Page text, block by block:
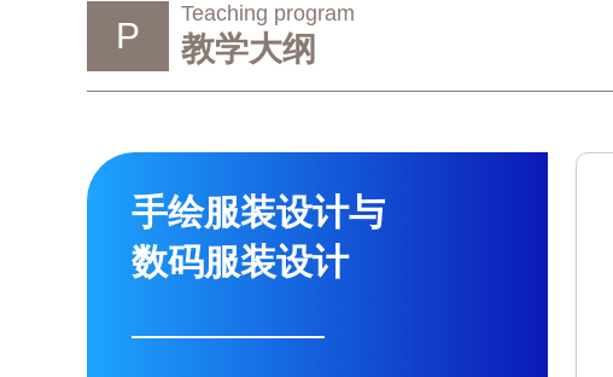
P
Teaching program
教学大纲
手绘服装设计与
数码服装设计